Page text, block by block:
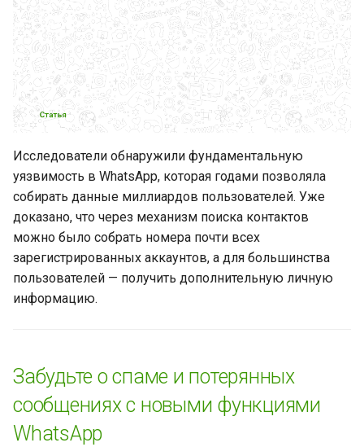
WhatsApp добавляет
отчеты по анализу ИИ-
чатов
Мультиаккаунты в
WhatsApp для iOS
WhatsApp представляет
автоматическую сводку
сообщений
WhatsApp увеличивает
длительность статусов до
90 секунд
В WhatsApp появятся
WhatsApp добавляет
настройки для
автоматического перевода
голосовых сообщений
Исследователи обнаружили фундаментальную
уязвимость в WhatsApp, которая годами позволяла
собирать данные миллиардов пользователей. Уже
доказано, что через механизм поиска контактов
можно было собрать номера почти всех
зарегистрированных аккаунтов, а для большинства
пользователей — получить дополнительную личную
информацию.
Забудьте о спаме и потерянных
сообщениях с новыми функциями
WhatsApp